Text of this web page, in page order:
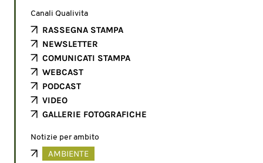
Canali Qualivita
RASSEGNA STAMPA
NEWSLETTER
COMUNICATI STAMPA
WEBCAST
PODCAST
VIDEO
GALLERIE FOTOGRAFICHE
Notizie per ambito
AMBIENTE